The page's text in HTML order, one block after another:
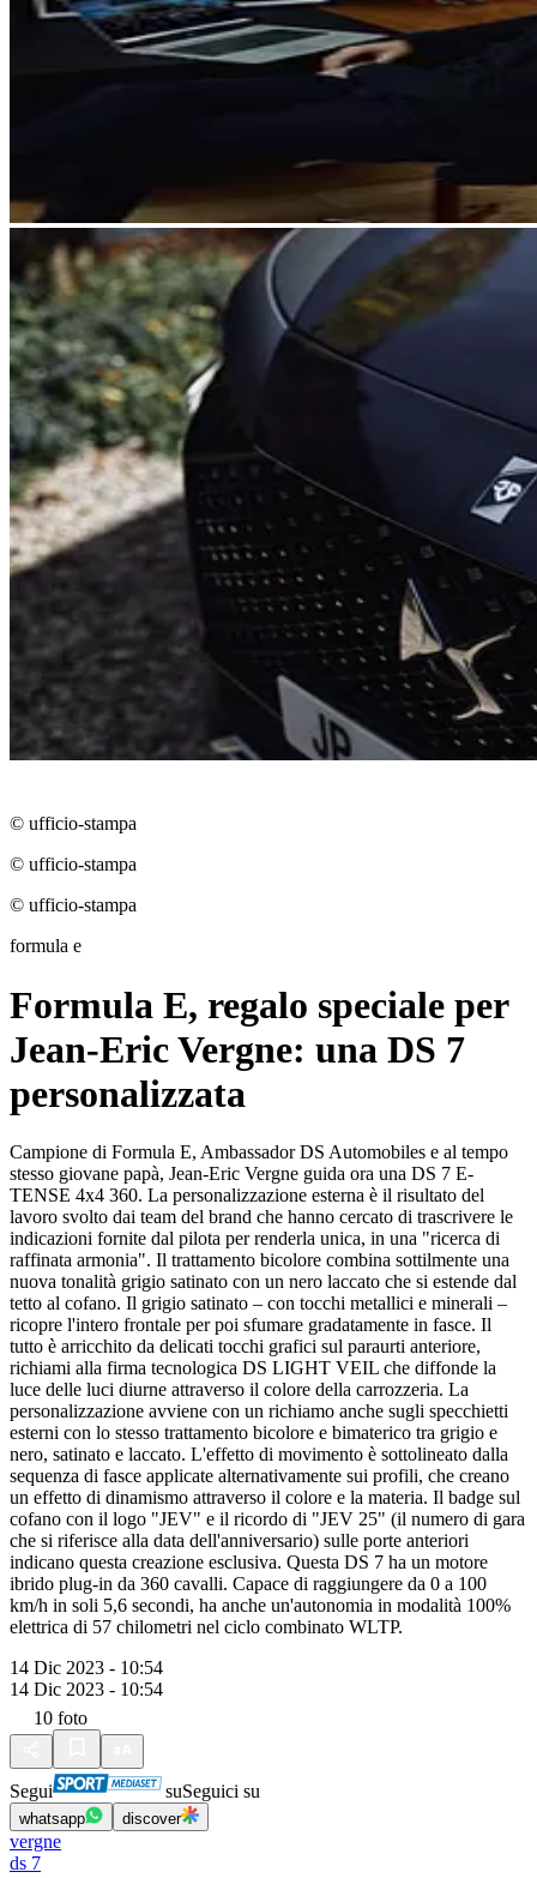
© ufficio-stampa
© ufficio-stampa
© ufficio-stampa
formula e
Formula E, regalo speciale per
Jean-Eric Vergne: una DS 7
personalizzata
Campione di Formula E, Ambassador DS Automobiles e al tempo
stesso giovane papà, Jean-Eric Vergne guida ora una DS 7 E-
TENSE 4x4 360. La personalizzazione esterna è il risultato del
lavoro svolto dai team del brand che hanno cercato di trascrivere le
indicazioni fornite dal pilota per renderla unica, in una "ricerca di
raffinata armonia". Il trattamento bicolore combina sottilmente una
nuova tonalità grigio satinato con un nero laccato che si estende dal
tetto al cofano. Il grigio satinato – con tocchi metallici e minerali –
ricopre l'intero frontale per poi sfumare gradatamente in fasce. Il
tutto è arricchito da delicati tocchi grafici sul paraurti anteriore,
richiami alla firma tecnologica DS LIGHT VEIL che diffonde la
luce delle luci diurne attraverso il colore della carrozzeria. La
personalizzazione avviene con un richiamo anche sugli specchietti
esterni con lo stesso trattamento bicolore e bimaterico tra grigio e
nero, satinato e laccato. L'effetto di movimento è sottolineato dalla
sequenza di fasce applicate alternativamente sui profili, che creano
un effetto di dinamismo attraverso il colore e la materia. Il badge sul
cofano con il logo "JEV" e il ricordo di "JEV 25" (il numero di gara
che si riferisce alla data dell'anniversario) sulle porte anteriori
indicano questa creazione esclusiva. Questa DS 7 ha un motore
ibrido plug-in da 360 cavalli. Capace di raggiungere da 0 a 100
km/h in soli 5,6 secondi, ha anche un'autonomia in modalità 100%
elettrica di 57 chilometri nel ciclo combinato WLTP.
14 Dic 2023 - 10:54
14 Dic 2023 - 10:54
10 foto
Segui suSeguici su
whatsapp discover
vergne
ds 7